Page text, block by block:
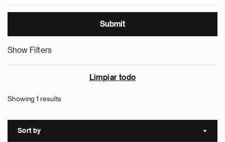
Show Filters
Limpiar todo
Showing 1 results
Sort by Sort